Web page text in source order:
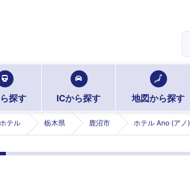
探す ICから探す 地図から探す
テル 栃木県 鹿沼市 ホテル Ano (アノ)